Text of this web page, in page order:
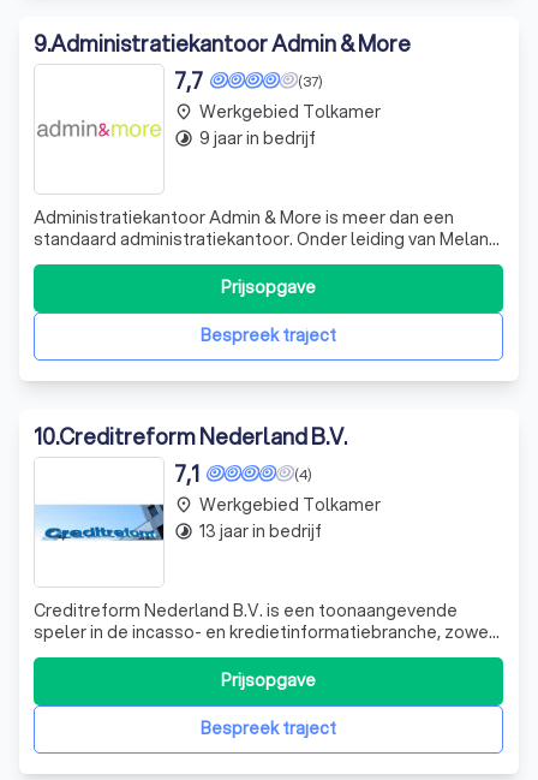
9.Administratiekantoor Admin & More
(37)
7,7
Administratiekantoor Admin & More is meer dan een
standaard administratiekantoor. Onder leiding van Melany
Bogdanowicz, een gepassioneerde administrateur met
een familiegeschiedenis in het vak, onderscheidt Admin &
More zich door een unieke combinatie van diensten. Naast
boekhoudkundige expertise, b
Bespreek traject
Prijsopgave
place Werkgebied Tolkamer
timelapse 9 jaar in bedrijf
10.Creditreform Nederland B.V.
(4)
7,1
Creditreform Nederland B.V. is een toonaangevende
speler in de incasso- en kredietinformatiebranche, zowel
nationaal als internationaal. Onze diensten zijn gebaseerd
op het effectief behandelen van incassotrajecten. Wij
onderscheiden ons door onze expertise en ons
wereldwijde netwerk, waardoor we in
Bespreek traject
Prijsopgave
place Werkgebied Tolkamer
timelapse 13 jaar in bedrijf